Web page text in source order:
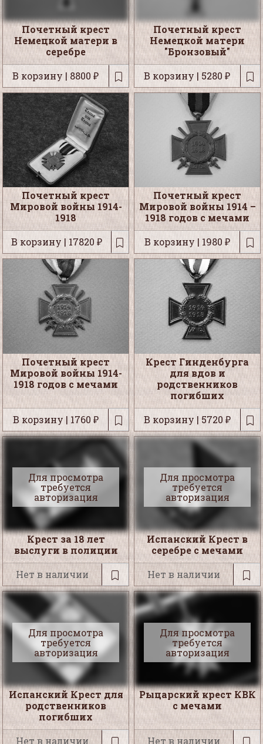
Почетный крест
Немецкой матери в
серебре
В корзину | 8800 ₽
Почетный крест
Немецкой матери
"Бронзовый"
В корзину | 5280 ₽
Почетный крест
Мировой войны 1914-
1918
В корзину | 17820 ₽
Почетный крест
Мировой войны 1914 –
1918 годов с мечами
В корзину | 1980 ₽
Почетный крест
Мировой войны 1914-
1918 годов с мечами
В корзину | 1760 ₽
Крест Гинденбурга
для вдов и
родственников
погибших
В корзину | 5720 ₽
Для просмотра
требуется
авторизация
Крест за 18 лет
выслуги в полиции
Нет в наличии
Для просмотра
требуется
авторизация
Испанский Крест в
серебре с мечами
Нет в наличии
Для просмотра
требуется
авторизация
Испанский Крест для
родственников
погибших
Нет в наличии
Для просмотра
требуется
авторизация
Рыцарский крест КВК
с мечами
Нет в наличии